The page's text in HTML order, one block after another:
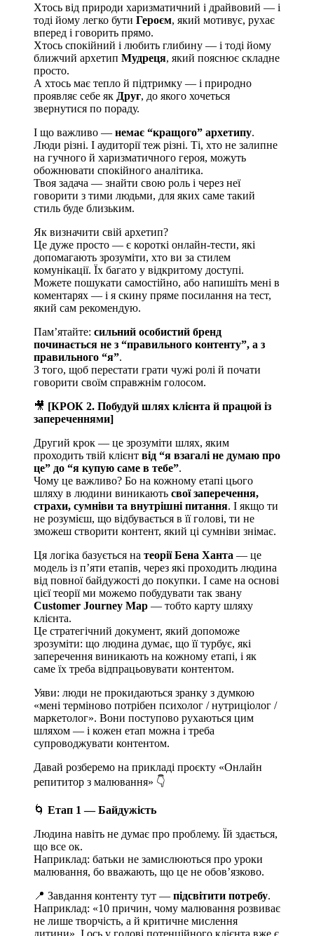
Хтось від природи харизматичний і драйвовий — і
тоді йому легко бути Героєм, який мотивує, рухає
вперед і говорить прямо.
Хтось спокійний і любить глибину — і тоді йому
ближчий архетип Мудреця, який пояснює складне
просто.
А хтось має тепло й підтримку — і природно
проявляє себе як Друг, до якого хочеться
звернутися по пораду.
І що важливо — немає “кращого” архетипу.
Люди різні. І аудиторії теж різні. Ті, хто не залипне
на гучного й харизматичного героя, можуть
обожнювати спокійного аналітика.
Твоя задача — знайти свою роль і через неї
говорити з тими людьми, для яких саме такий
стиль буде близьким.
Як визначити свій архетип?
Це дуже просто — є короткі онлайн-тести, які
допомагають зрозуміти, хто ви за стилем
комунікації. Їх багато у відкритому доступі.
Можете пошукати самостійно, або напишіть мені в
коментарях — і я скину пряме посилання на тест,
який сам рекомендую.
Пам’ятайте: сильний особистий бренд
починається не з “правильного контенту”, а з
правильного “я”.
З того, щоб перестати грати чужі ролі й почати
говорити своїм справжнім голосом.
🎥 [КРОК 2. Побудуй шлях клієнта й працюй із
запереченнями]
Другий крок — це зрозуміти шлях, яким
проходить твій клієнт від “я взагалі не думаю про
це” до “я купую саме в тебе”.
Чому це важливо? Бо на кожному етапі цього
шляху в людини виникають свої заперечення,
страхи, сумніви та внутрішні питання. І якщо ти
не розумієш, що відбувається в її голові, ти не
зможеш створити контент, який ці сумніви знімає.
Ця логіка базується на теорії Бена Ханта — це
модель із п’яти етапів, через які проходить людина
від повної байдужості до покупки. І саме на основі
цієї теорії ми можемо побудувати так звану
Customer Journey Map — тобто карту шляху
клієнта.
Це стратегічний документ, який допоможе
зрозуміти: що людина думає, що її турбує, які
заперечення виникають на кожному етапі, і як
саме їх треба відпрацьовувати контентом.
Уяви: люди не прокидаються зранку з думкою
«мені терміново потрібен психолог / нутриціолог /
маркетолог». Вони поступово рухаються цим
шляхом — і кожен етап можна і треба
супроводжувати контентом.
Давай розберемо на прикладі проєкту «Онлайн
репититор з малювання» 👇
🌀 Етап 1 — Байдужість
Людина навіть не думає про проблему. Їй здається,
що все ок.
Наприклад: батьки не замислюються про уроки
малювання, бо вважають, що це не обов’язково.
📍 Завдання контенту тут — підсвітити потребу.
Наприклад: «10 причин, чому малювання розвиває
не лише творчість, а й критичне мислення
дитини». І ось у голові потенційного клієнта вже є